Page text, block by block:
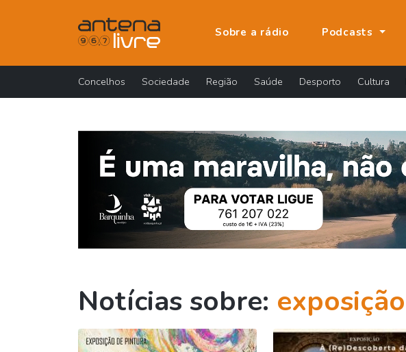
Sobre a rádio Podcasts
Concelhos Sociedade Região Saúde Desporto Cultura
Notícias sobre: exposição